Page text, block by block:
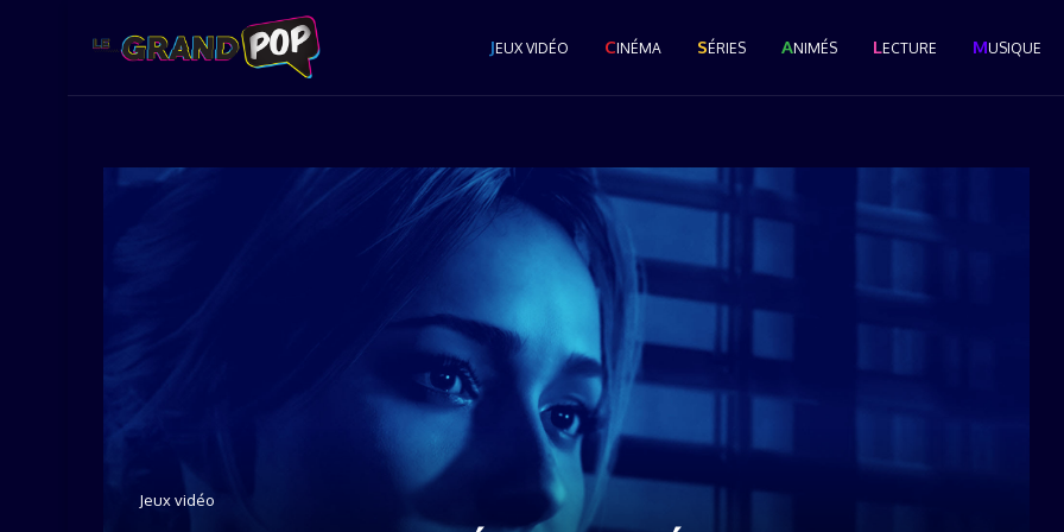
JEUX VIDÉO CINÉMA SÉRIES ANIMÉS LECTURE MUSIQUE
Jeux vidéo
Le Grand Popcast #28 : La